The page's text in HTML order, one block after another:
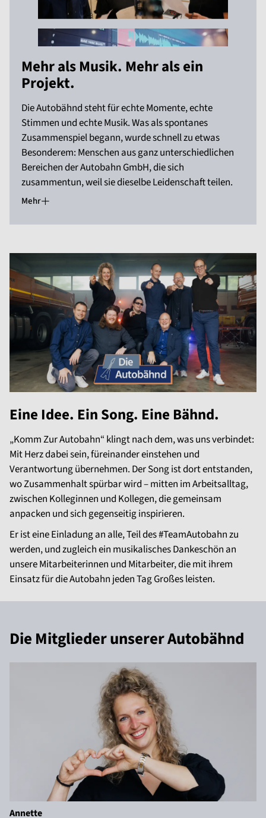
Mehr als Musik. Mehr als ein
Projekt.
Die Autobähnd steht für echte Momente, echte
Stimmen und echte Musik. Was als spontanes
Zusammenspiel begann, wurde schnell zu etwas
Besonderem: Menschen aus ganz unterschiedlichen
Bereichen der Autobahn GmbH, die sich
zusammentun, weil sie dieselbe Leidenschaft teilen.
Mehr
Eine Idee. Ein Song. Eine Bähnd.
„Komm Zur Autobahn“ klingt nach dem, was uns verbindet:
Mit Herz dabei sein, füreinander einstehen und
Verantwortung übernehmen. Der Song ist dort entstanden,
wo Zusammenhalt spürbar wird – mitten im Arbeitsalltag,
zwischen Kolleginnen und Kollegen, die gemeinsam
anpacken und sich gegenseitig inspirieren.
Er ist eine Einladung an alle, Teil des #TeamAutobahn zu
werden, und zugleich ein musikalisches Dankeschön an
unsere Mitarbeiterinnen und Mitarbeiter, die mit ihrem
Einsatz für die Autobahn jeden Tag Großes leisten.
Die Mitglieder unserer Autobähnd
Annette